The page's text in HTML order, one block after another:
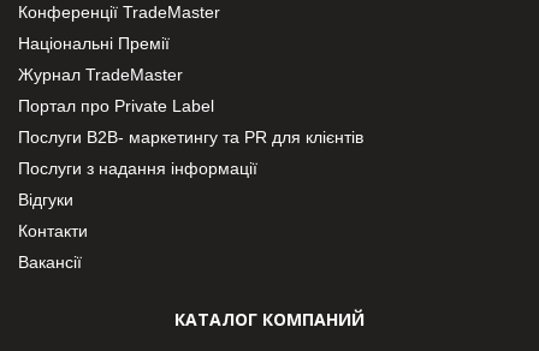
Конференції TradeMaster
Національні Премії
Журнал TradeMaster
Портал про Private Label
Послуги В2В- маркетингу та PR для клієнтів
Послуги з надання інформації
Відгуки
Контакти
Вакансії
КАТАЛОГ КОМПАНИЙ